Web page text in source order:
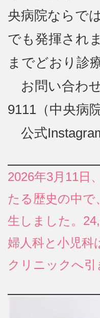
央病院ならで
でも発揮され
までどおり診
お問い合わ
9111（中央病
公式
2026年3月11日
たる歴史の中で
生しました。
婦人科と小児科
クリニックへ引